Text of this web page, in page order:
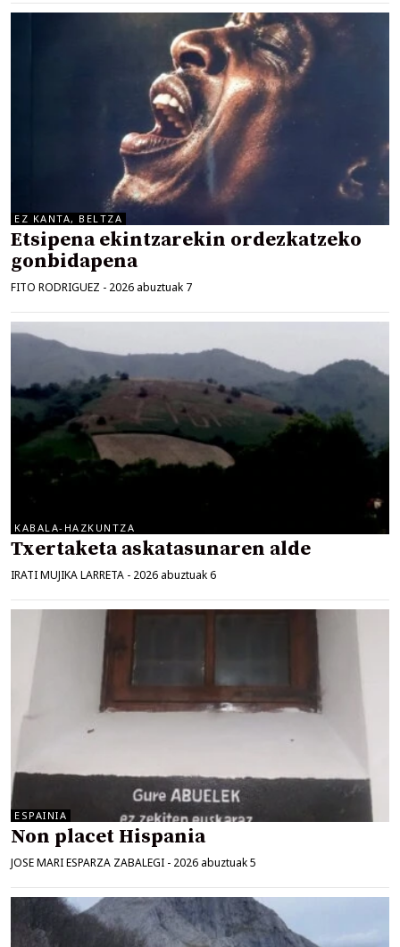
EZ KANTA, BELTZA
Etsipena ekintzarekin ordezkatzeko
gonbidapena
FITO RODRIGUEZ - 2026 abuztuak 7
KABALA-HAZKUNTZA
Txertaketa askatasunaren alde
IRATI MUJIKA LARRETA - 2026 abuztuak 6
ESPAINIA
Non placet Hispania
JOSE MARI ESPARZA ZABALEGI - 2026 abuztuak 5